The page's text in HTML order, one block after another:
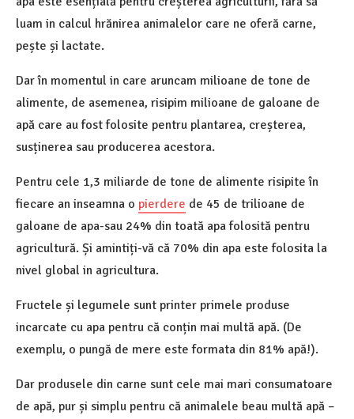
luam in calcul hrănirea animalelor care ne oferă carne,
pește și lactate.
Dar în momentul in care aruncam milioane de tone de
alimente, de asemenea, risipim milioane de galoane de
apă care au fost folosite pentru plantarea, creșterea,
susținerea sau producerea acestora.
Pentru cele 1,3 miliarde de tone de alimente risipite în
fiecare an inseamna o pierdere de 45 de trilioane de
galoane de apa-sau 24% din toată apa folosită pentru
agricultură. Și amintiți-vă că 70% din apa este folosita la
nivel global in agricultura.
Fructele și legumele sunt printer primele produse
incarcate cu apa pentru că conțin mai multă apă. (De
exemplu, o pungă de mere este formata din 81% apă!).
Dar produsele din carne sunt cele mai mari consumatoare
de apă, pur și simplu pentru că animalele beau multă apă –